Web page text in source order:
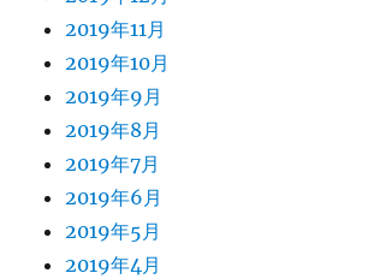
2019年11月
2019年10月
2019年9月
2019年8月
2019年7月
2019年6月
2019年5月
2019年4月